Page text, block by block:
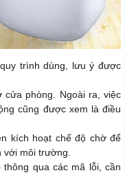
trình dùng, lưu ý được
cửa phòng. Ngoài ra, việc
cũng được xem là điều
kích hoạt chế độ chờ để
môi trường.
qua các mã lỗi, cần